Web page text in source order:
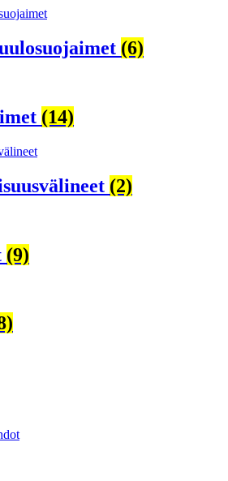
(6)
(14)
(2)
(9)